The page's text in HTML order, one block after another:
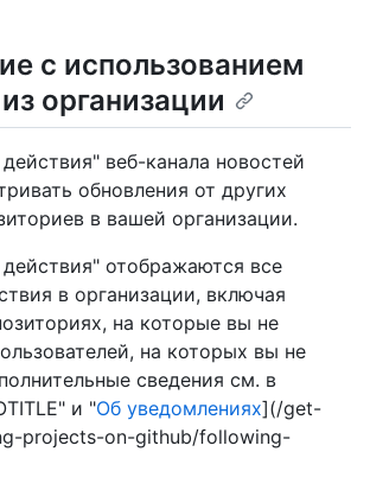
с использованием
организации
веб-канала новостей
обновления от других
в вашей организации.
отображаются все
в организации, включая
на которые вы не
на которых вы не
сведения см. в
и "Об уведомлениях](/get-
projects-on-github/following-